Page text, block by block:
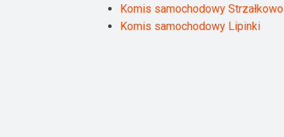
Komis samochodowy Strzałkowo
Komis samochodowy Lipinki